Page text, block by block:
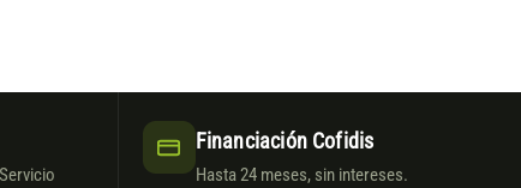
Financiación Cofidis
Hasta 24 meses, sin intereses.